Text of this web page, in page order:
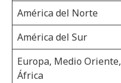
América del Norte
América del Sur
Europa, Medio Oriente,
África